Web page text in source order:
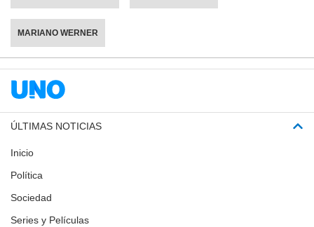
MARIANO WERNER
ÚLTIMAS NOTICIAS
Inicio
Política
Sociedad
Series y Películas